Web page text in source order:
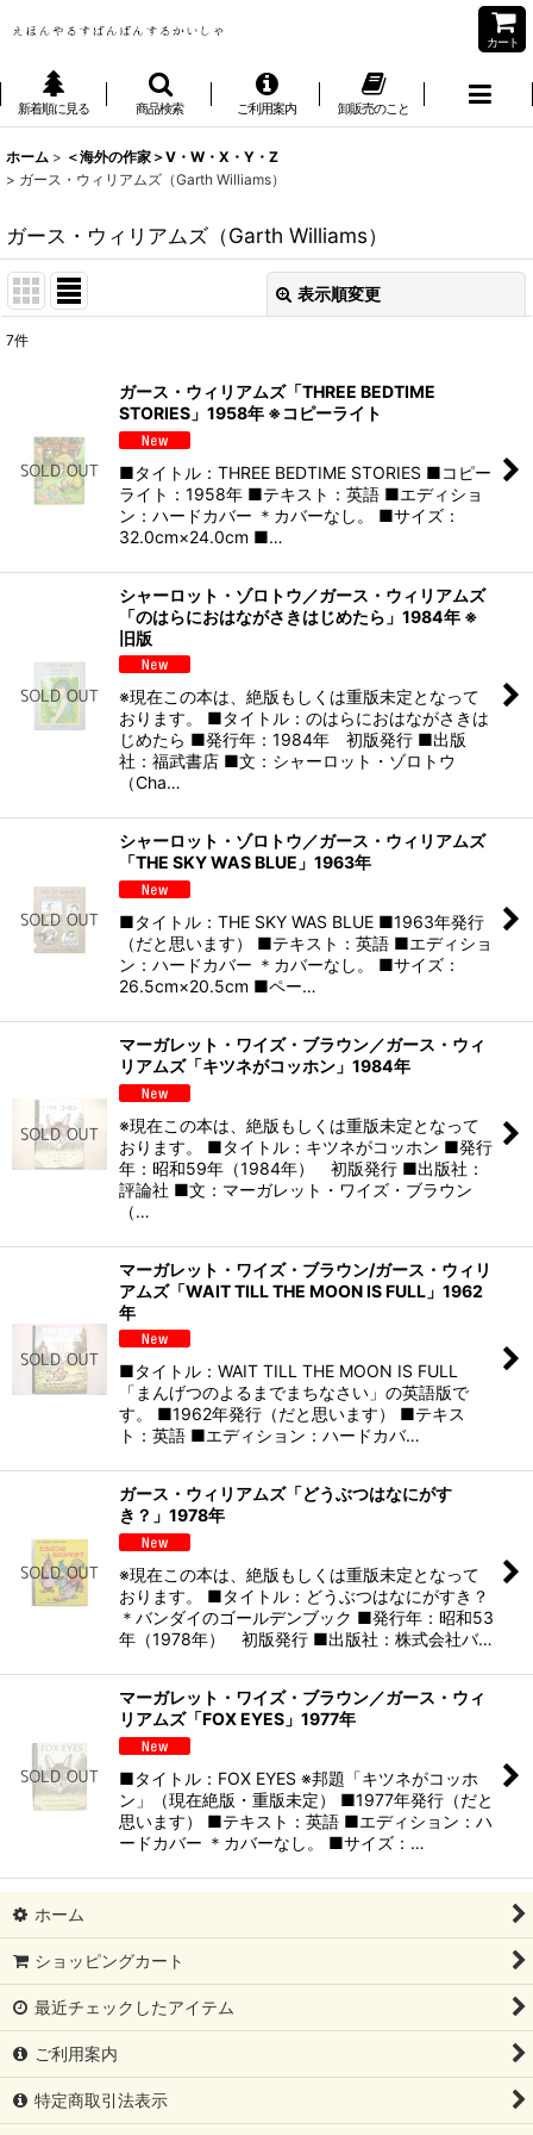
カート
新着順に見る 商品検索 ご利用案内 卸販売のこと
ホーム > ＜海外の作家＞V・W・X・Y・Z
> ガース・ウィリアムズ（Garth Williams）
ガース・ウィリアムズ（Garth Williams）
表示順変更
絞り込む
7件
ガース・ウィリアムズ「THREE BEDTIME
STORIES」1958年 ※コピーライト
■タイトル：THREE BEDTIME STORIES ■コピー
ライト：1958年 ■テキスト：英語 ■エディショ
ン：ハードカバー ＊カバーなし。 ■サイズ：
32.0cm×24.0cm ■…
シャーロット・ゾロトウ／ガース・ウィリアムズ
「のはらにおはながさきはじめたら」1984年 ※
旧版
※現在この本は、絶版もしくは重版未定となって
おります。 ■タイトル：のはらにおはながさきは
じめたら ■発行年：1984年 初版発行 ■出版
社：福武書店 ■文：シャーロット・ゾロトウ
（Cha…
シャーロット・ゾロトウ／ガース・ウィリアムズ
「THE SKY WAS BLUE」1963年
■タイトル：THE SKY WAS BLUE ■1963年発行
（だと思います） ■テキスト：英語 ■エディショ
ン：ハードカバー ＊カバーなし。 ■サイズ：
26.5cm×20.5cm ■ペー…
マーガレット・ワイズ・ブラウン／ガース・ウィ
リアムズ「キツネがコッホン」1984年
※現在この本は、絶版もしくは重版未定となって
おります。 ■タイトル：キツネがコッホン ■発行
年：昭和59年（1984年） 初版発行 ■出版社：
評論社 ■文：マーガレット・ワイズ・ブラウン
（…
マーガレット・ワイズ・ブラウン/ガース・ウィリ
アムズ「WAIT TILL THE MOON IS FULL」1962
年
■タイトル：WAIT TILL THE MOON IS FULL
「まんげつのよるまでまちなさい」の英語版で
す。 ■1962年発行（だと思います） ■テキス
ト：英語 ■エディション：ハードカバ…
ガース・ウィリアムズ「どうぶつはなにがす
き？」1978年
※現在この本は、絶版もしくは重版未定となって
おります。 ■タイトル：どうぶつはなにがすき？
＊バンダイのゴールデンブック ■発行年：昭和53
年（1978年） 初版発行 ■出版社：株式会社バ…
マーガレット・ワイズ・ブラウン／ガース・ウィ
リアムズ「FOX EYES」1977年
■タイトル：FOX EYES ※邦題「キツネがコッホ
ン」（現在絶版・重版未定） ■1977年発行（だと
思います） ■テキスト：英語 ■エディション：ハ
ードカバー ＊カバーなし。 ■サイズ：…
ホーム
ショッピングカート
最近チェックしたアイテム
ご利用案内
特定商取引法表示